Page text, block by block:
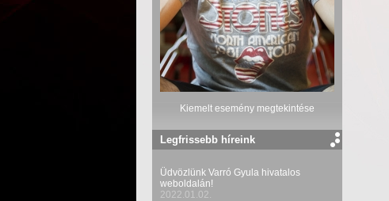
Kiemelt esemény megtekintése
Legfrissebb híreink
Üdvözlünk Varró Gyula hivatalos
weboldalán!
2022.01.02.